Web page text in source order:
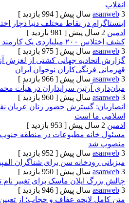
[ 994 بازدید ]
در نقاط مختلف دنیا دچار اختلال جدی
[ 981 بازدید ]
خانم در تهران
[ 975 بازدید ]
جهانی کشتی از لغزش آزادکاران و
نوجوان ایران
[ 966 بازدید ]
سرایداران در هیأت محمدحسین
[ 960 بازدید ]
گسترش حضور زنان عریان نقشه دشمن
است
[ 953 بازدید ]
مطبوعات در منطقه جنوب شرق
[ 952 بازدید ]
سن برای شناگران المپیک بعد از ۱۰۰ سال
[ 950 بازدید ]
ماسک برای تغییر نام توییتر به
[ 946 بازدید ]
عفاف و حجاب؛ از تعیین وظایف